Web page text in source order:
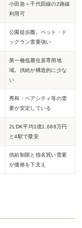
小田急＋千代田線の2路線
利用可
公園徒歩圏。ペット・ド
ッグラン需要強い
第一種低層住居専用地
域。供給が構造的に少な
い
秀和・ペアシティ等の需
要が安定している
2LDK平均1億1,688万円
と4駅で最安
供給制限と指名買い需要
が価格を下支え